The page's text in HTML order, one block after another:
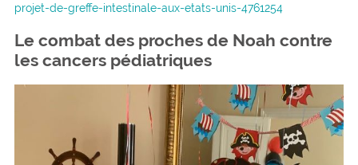
projet-de-greffe-intestinale-aux-etats-unis-4761254
Le combat des proches de Noah contre
les cancers pédiatriques